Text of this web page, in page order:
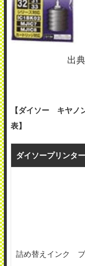
出
【ダイソー キヤノ
表】
ダイソープリンタ
詰め替えインク ブ